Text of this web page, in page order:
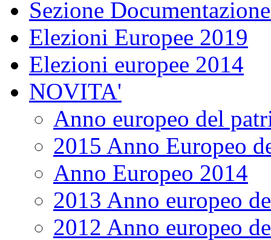
Sezione
Elezioni Europee 2019
Elezioni europee 2014
NOVITA'
Anno europeo del
2015 Anno Europeo
Anno Europeo 2014
2013 Anno europeo
2012 Anno europeo